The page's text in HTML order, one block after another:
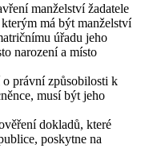
manželství žadatele
má být manželství
úřadu jeho
narození a místo
o právní způsobilosti k
musí být jeho
dokladů, které
poskytne na